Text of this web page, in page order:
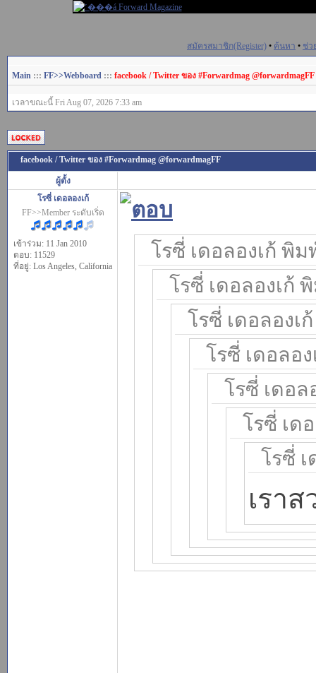
สมัครสมาชิก(Register) • ค้นหา • ช่ว
Main ::: FF>>Webboard ::: facebook / Twitter ของ #Forwardmag @forwardmagFF
เวลาขณะนี้ Fri Aug 07, 2026 7:33 am
facebook / Twitter ของ #Forwardmag @forwardmagFF
ผู้ตั้ง
โรซี่ เดอลองเก้
FF>>Member ระดับเริ่ด
เข้าร่วม: 11 Jan 2010
ตอบ: 11529
ที่อยู่: Los Angeles, California
โรซี่ เดอลองเก้ พิม
โรซี่ เดอลองเก้
โรซี่ เดอลองเ
โรซี่ เดอลอ
โรซี่ เดอล
โรซี่ เด
โรซี่
เราส